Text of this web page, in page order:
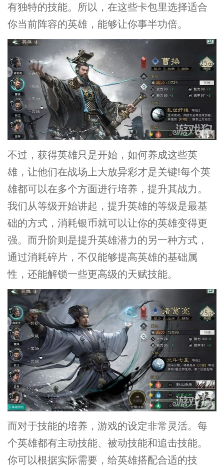
有独特的技能。所以，在这些卡包里选择适合
你当前阵容的英雄，能够让你事半功倍。
不过，获得英雄只是开始，如何养成这些英
雄，让他们在战场上大放异彩才是关键!每个英
雄都可以在多个方面进行培养，提升其战力。
我们从等级开始讲起，提升英雄的等级是最基
础的方式，消耗银币就可以让你的英雄变得更
强。而升阶则是提升英雄潜力的另一种方式，
通过消耗碎片，不仅能够提高英雄的基础属
性，还能解锁一些更高级的天赋技能。
而对于技能的培养，游戏的设定非常灵活。每
个英雄都有主动技能、被动技能和追击技能。
你可以根据实际需要，给英雄搭配合适的技